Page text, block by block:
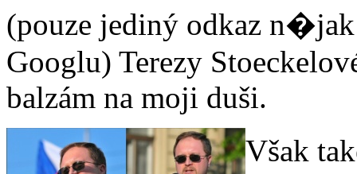
(pouze jediný odkaz
Googlu) Terezy
balzám na moji duši.
Však